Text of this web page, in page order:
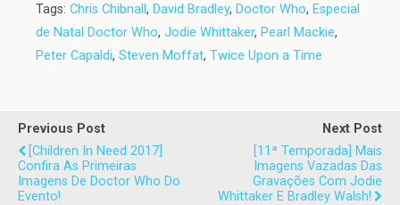
Tags: Chris Chibnall , David Bradley, Doctor Who, Especial
de Natal Doctor Who, Jodie Whittaker, Pearl Mackie,
Peter Capaldi, Steven Moffat, Twice Upon a Time
Previous Post
[Children In Need 2017]
Confira As Primeiras
Imagens De Doctor Who Do
Evento!
Next Post
[11ª Temporada] Mais
Imagens Vazadas Das
Gravações Com Jodie
Whittaker E Bradley Walsh!